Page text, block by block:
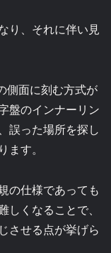
り、それに伴い見
側面に刻む方式が
盤のインナーリン
誤った場所を探し
す。
の仕様であっても
くなることで、
させる点が挙げら